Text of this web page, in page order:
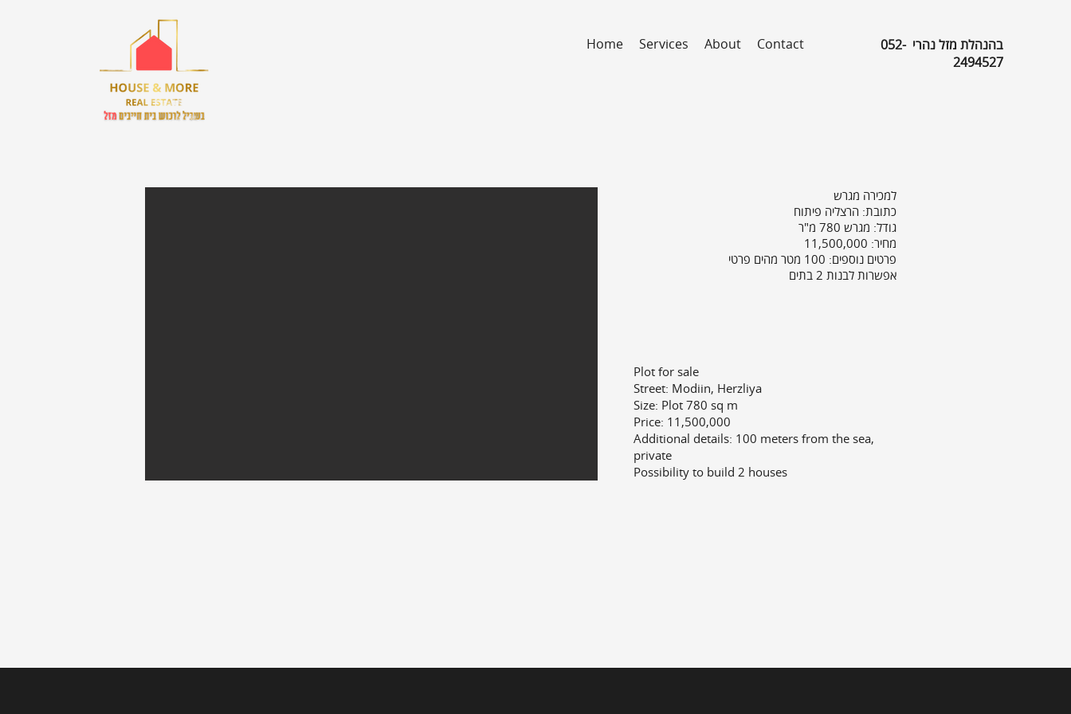
Home Services About Contact
2494527
למכירה מגרש
כתובת: הרצליה פיתוח
גודל: מגרש 780 מ"ר
מחיר: 11,500,000
פרטים נוספים: 100 מטר מהים פרטי
אפשרות לבנות 2 בתים
Plot for sale
Street: Modiin, Herzliya
Size: Plot 780 sq m
Price: 11,500,000
Additional details: 100 meters from the sea,
private
Possibility to build 2 houses